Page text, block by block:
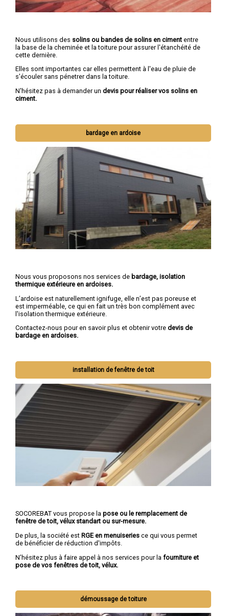
Nous utilisons des solins ou bandes de solins en ciment entre
la base de la cheminée et la toiture pour assurer l'étanchéité de
cette dernière.
Elles sont importantes car elles permettent à l'eau de pluie de
s'écouler sans pénetrer dans la toiture.
N'hésitez pas à demander un devis pour réaliser vos solins en
ciment.
bardage en ardoise
Nous vous proposons nos services de bardage, isolation
thermique extérieure en ardoises.
L’ardoise est naturellement ignifuge, elle n’est pas poreuse et
est imperméable, ce qui en fait un très bon complément avec
l'isolation thermique extérieure.
Contactez-nous pour en savoir plus et obtenir votre devis de
bardage en ardoises.
installation de fenêtre de toit
SOCOREBAT vous propose la pose ou le remplacement de
fenêtre de toit, vélux standart ou sur-mesure.
De plus, la société est RGE en menuiseries ce qui vous permet
de bénéficier de réduction d'impôts.
N'hésitez plus à faire appel à nos services pour la fourniture et
pose de vos fenêtres de toit, vélux.
démoussage de toiture